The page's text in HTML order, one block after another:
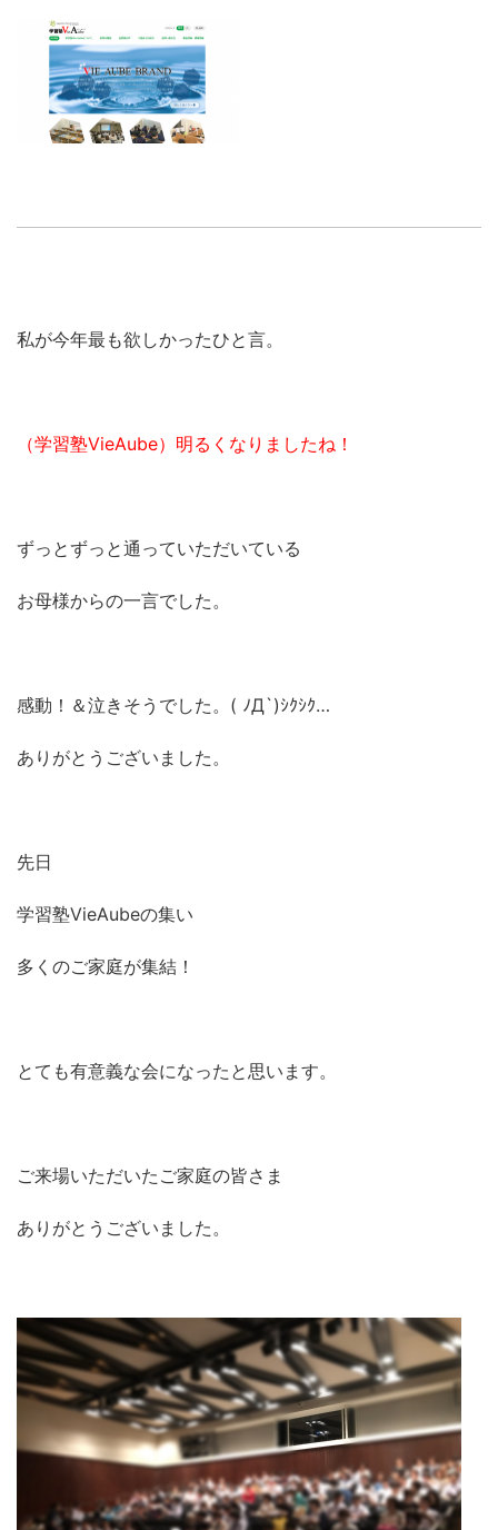
私が今年最も欲しかったひと言。
（学習塾VieAube）明るくなりましたね！
ずっとずっと通っていただいている
お母様からの一言でした。
感動！＆泣きそうでした。( ﾉД`)ｼｸｼｸ…
ありがとうございました。
先日
学習塾VieAubeの集い
多くのご家庭が集結！
とても有意義な会になったと思います。
ご来場いただいたご家庭の皆さま
ありがとうございました。